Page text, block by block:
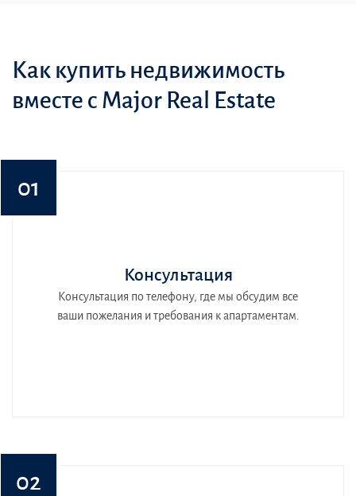
Как купить недвижимость
вместе с Major Real Estate
01
Консультация
Консультация по телефону, где мы обсудим все
ваши пожелания и требования к апартаментам.
02